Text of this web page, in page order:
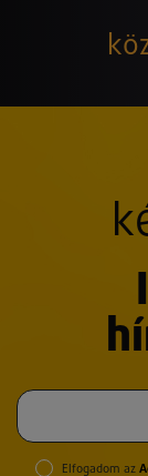
Elfogadom az